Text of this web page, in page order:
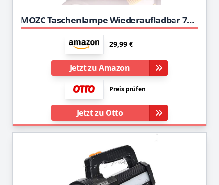
MOZC Taschenlampe Wiederaufladbar 7800 Lumen 8-24h Beleuchtung 800M, LED Handscheinwerfer Tragbare IPX4 Wasserdicht für Outdoor, Abenteuer, Wandern, Notfall, mit Auto-Ladegerät (H-Typ, Gold)
29,99 €
Jetzt zu Amazon
Preis prüfen
Jetzt zu Otto